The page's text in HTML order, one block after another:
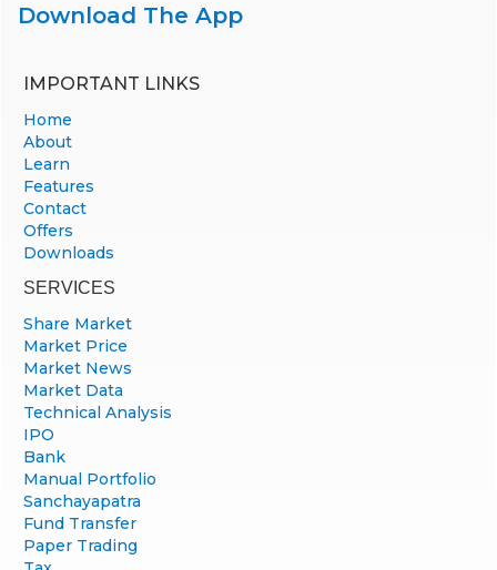
Download The App
IMPORTANT LINKS
Home
About
Learn
Features
Contact
Offers
Downloads
SERVICES
Share Market
Market Price
Market News
Market Data
Technical Analysis
IPO
Bank
Manual Portfolio
Sanchayapatra
Fund Transfer
Paper Trading